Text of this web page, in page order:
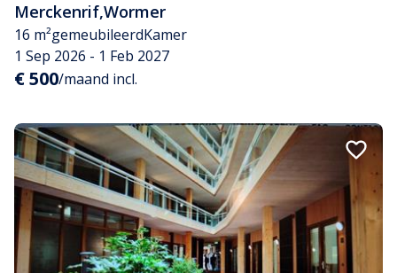
Merckenrif,Wormer
16 m²gemeubileerdKamer
1 Sep 2026 - 1 Feb 2027
€ 500/maand incl.